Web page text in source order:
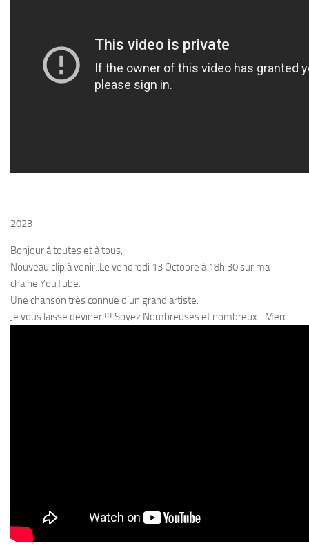
2023
Bonjour à toutes et à tous,
Nouveau clip à venir..Le vendredi 13 Octobre à 18h 30 sur ma
chaine YouTube.
Une chanson très connue d’un grand artiste.
Je vous laisse deviner !!! Soyez Nombreuses et nombreux…Merci.